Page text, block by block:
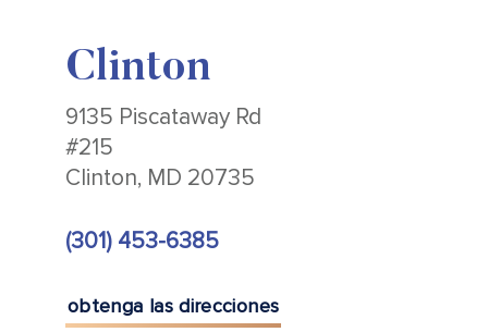
Clinton
9135 Piscataway Rd
#215
Clinton, MD 20735
(301) 453-6385
obtenga las direcciones